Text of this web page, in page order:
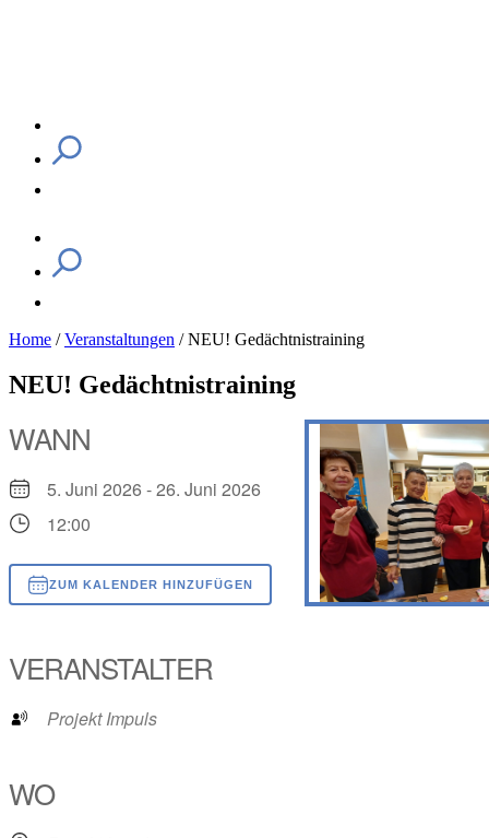
Home /Veranstaltungen /NEU! Gedächtnistraining
NEU! Gedächtnistraining
WANN
5. Juni 2026 - 26. Juni 2026
12:00
ZUM KALENDER HINZUFÜGEN
VERANSTALTER
Projekt Impuls
WO